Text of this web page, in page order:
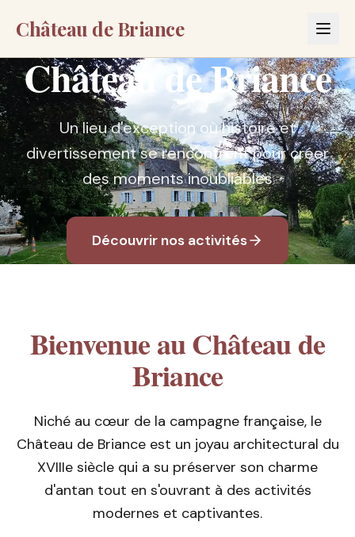
Château de Briance
Château de Briance
Un lieu d'exception où histoire et
divertissement se rencontrent pour créer
des moments inoubliables
Découvrir nos activités
Bienvenue au Château de
Briance
Niché au cœur de la campagne française, le
Château de Briance est un joyau architectural du
XVIIIe siècle qui a su préserver son charme
d'antan tout en s'ouvrant à des activités
modernes et captivantes.